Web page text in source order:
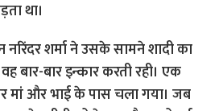
था।
शर्मा ने उसके सामने शादी का
बार-बार इन्कार करती रही। एक
मां और भाई के पास चला गया। जब